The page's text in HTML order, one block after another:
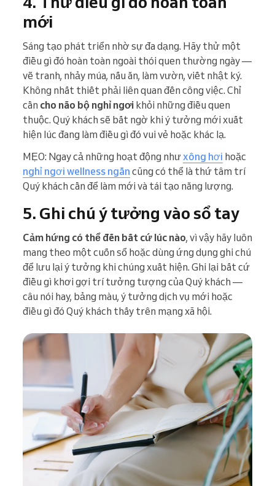
mới
Sáng tạo phát triển nhờ sự đa dạng. Hãy thử một
điều gì đó hoàn toàn ngoài thói quen thường ngày —
vẽ tranh, nhảy múa, nấu ăn, làm vườn, viết nhật ký.
Không nhất thiết phải liên quan đến công việc. Chỉ
cần cho não bộ nghỉ ngơi khỏi những điều quen
thuộc. Quý khách sẽ bất ngờ khi ý tưởng mới xuất
hiện lúc đang làm điều gì đó vui vẻ hoặc khác lạ.
MẸO: Ngay cả những hoạt động nhưxông hơi hoặc
nghỉ ngơi wellness ngắn cũng có thể là thứ tâm trí
Quý khách cần để làm mới và tái tạo năng lượng.
5. Ghi chú ý tưởng vào sổ tay
Cảm hứng có thể đến bất cứ lúc nào, vì vậy hãy luôn
mang theo một cuốn sổ hoặc dùng ứng dụng ghi chú
để lưu lại ý tưởng khi chúng xuất hiện. Ghi lại bất cứ
điều gì khơi gợi trí tưởng tượng của Quý khách —
câu nói hay, bảng màu, ý tưởng dịch vụ mới hoặc
điều gì đó Quý khách thấy trên mạng xã hội.